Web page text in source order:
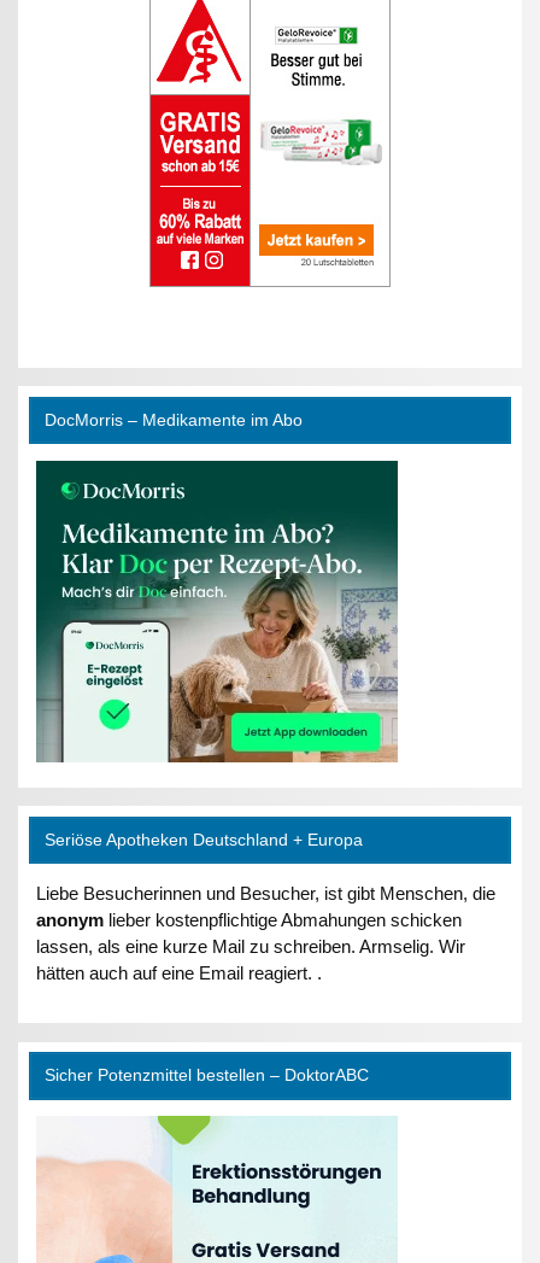
DocMorris – Medikamente im Abo
Seriöse Apotheken Deutschland + Europa
Liebe Besucherinnen und Besucher, ist gibt Menschen, die
anonym lieber kostenpflichtige Abmahungen schicken
lassen, als eine kurze Mail zu schreiben. Armselig. Wir
hätten auch auf eine Email reagiert. .
Sicher Potenzmittel bestellen – DoktorABC